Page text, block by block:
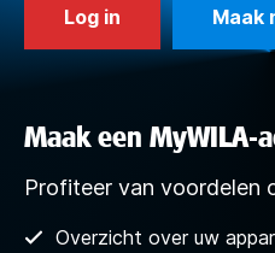
Log in Maak
Maak een MyWILA-
Profiteer van voordelen
Overzicht over uw